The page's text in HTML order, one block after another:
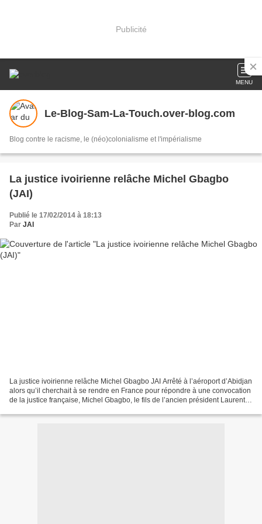
Publicité
MENU
Le-Blog-Sam-La-Touch.over-blog.com
Blog contre le racisme, le (néo)colonialisme et l'impérialisme
La justice ivoirienne relâche Michel Gbagbo
(JAI)
Publié le 17/02/2014 à 18:13
Par JAI
La justice ivoirienne relâche Michel Gbagbo JAI Arrêté à l’aéroport d’Abidjan
alors qu’il cherchait à se rendre en France pour répondre à une convocation
de la justice française, Michel Gbagbo, le fils de l’ancien président Laurent